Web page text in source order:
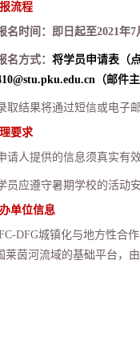
流程
名时间：即日起至2021年7
名方式： 将学员申请表（
（邮件
取结果将通过短信或电子
要求
请人提供的信息须真实有
员应遵守暑期学校的活动
单位信息
DFG城镇化与地方性合
莱茵河流域的基础平台，